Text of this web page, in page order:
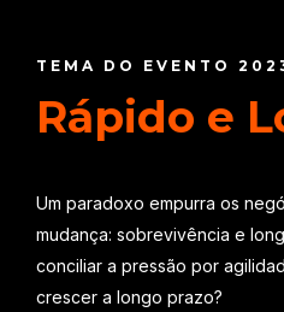
TEMA DO EVENTO
Rápido e
Um paradoxo empurra os
mudança: sobrevivência e
conciliar a pressão por
crescer a longo prazo?